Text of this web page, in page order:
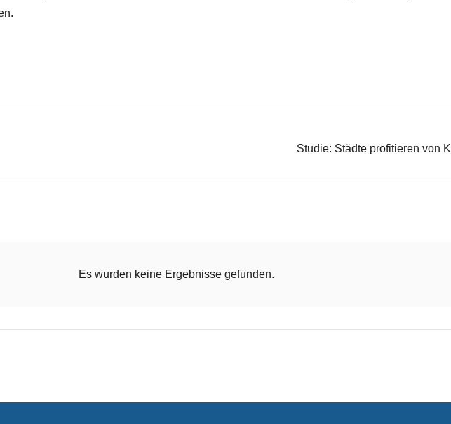
Studie: Städte profitieren von
Es wurden keine Ergebnisse gefunden.